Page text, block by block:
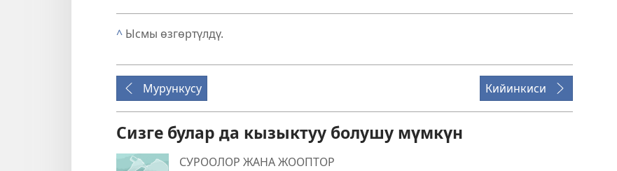
^ Ысмы өзгөртүлдү.
Мурункусу Кийинкиси
Сизге булар да кызыктуу болушу мүмкүн
СУРООЛОР ЖАНА ЖООПТОР